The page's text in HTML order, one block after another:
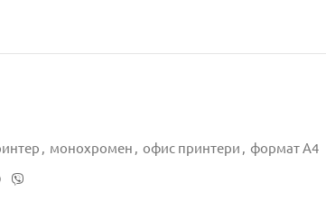
, монохромен , офис принтери , формат А4